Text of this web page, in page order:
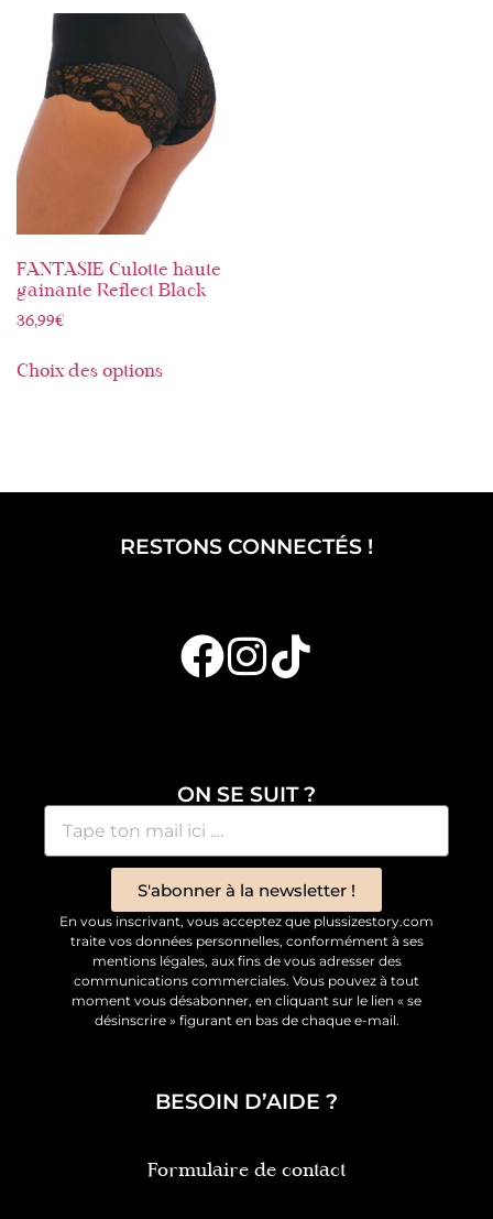
FANTASIE Culotte haute
gainante Reflect Black
36,99€
Choix des options
RESTONS CONNECTÉS !
ON SE SUIT ?
S'abonner à la newsletter !
En vous inscrivant, vous acceptez que plussizestory.com
traite vos données personnelles, conformément à ses
mentions légales, aux fins de vous adresser des
communications commerciales. Vous pouvez à tout
moment vous désabonner, en cliquant sur le lien « se
désinscrire » figurant en bas de chaque e-mail.
BESOIN D’AIDE ?
Formulaire de contact